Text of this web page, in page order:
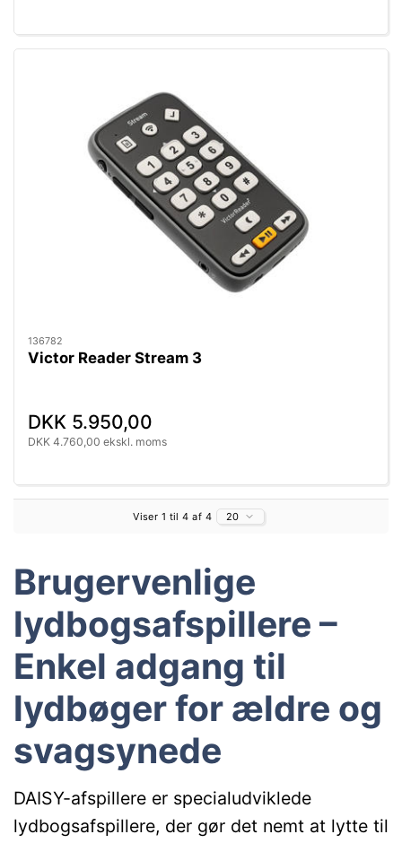
136782
Victor Reader Stream 3
DKK 5.950,00
DKK 4.760,00 ekskl. moms
Viser 1 til 4 af 4 20
Brugervenlige
lydbogsafspillere –
Enkel adgang til
lydbøger for ældre og
svagsynede
DAISY-afspillere er specialudviklede
lydbogsafspillere, der gør det nemt at lytte til